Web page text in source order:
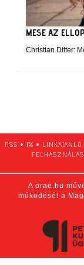
MESE AZ
Christian Ditter:
RSS • 1% • LINKAJÁNLÓ
A prae.hu
működését a